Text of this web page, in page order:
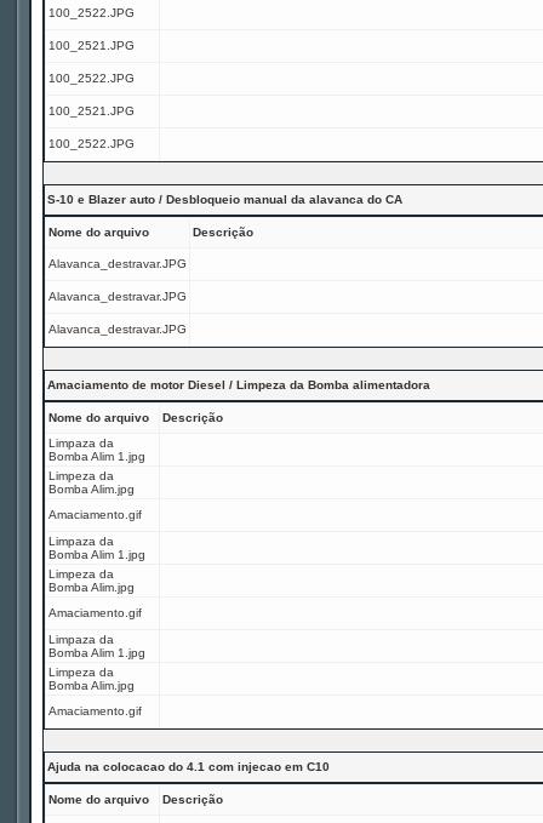
100_2522.JPG
100_2521.JPG
100_2522.JPG
100_2521.JPG
100_2522.JPG
S-10 e Blazer auto / Desbloqueio manual da alavanca do CA
Nome do arquivo Descrição
Alavanca_destravar.JPG
Alavanca_destravar.JPG
Alavanca_destravar.JPG
Amaciamento de motor Diesel / Limpeza da Bomba alimentadora
Nome do arquivo
Descrição
Limpaza da
Bomba Alim 1.jpg
Limpeza da
Bomba Alim.jpg
Amaciamento.gif
Limpaza da
Bomba Alim 1.jpg
Limpeza da
Bomba Alim.jpg
Amaciamento.gif
Limpaza da
Bomba Alim 1.jpg
Limpeza da
Bomba Alim.jpg
Amaciamento.gif
Ajuda na colocacao do 4.1 com injecao em C10
Nome do arquivo Descrição